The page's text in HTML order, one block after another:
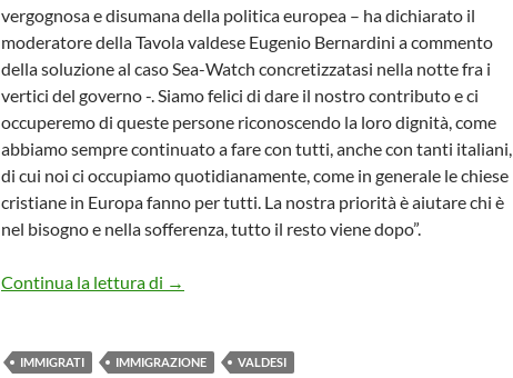
vergognosa e disumana della politica europea – ha dichiarato il
moderatore della Tavola valdese Eugenio Bernardini a commento
della soluzione al caso Sea-Watch concretizzatasi nella notte fra i
vertici del governo -. Siamo felici di dare il nostro contributo e ci
occuperemo di queste persone riconoscendo la loro dignità, come
abbiamo sempre continuato a fare con tutti, anche con tanti italiani,
di cui noi ci occupiamo quotidianamente, come in generale le chiese
cristiane in Europa fanno per tutti. La nostra priorità è aiutare chi è
nel bisogno e nella sofferenza, tutto il resto viene dopo”.
Continua la lettura di UNA PAGINA VERGOGNOSA E DISUMANA
→
IMMIGRATI IMMIGRAZIONE VALDESI